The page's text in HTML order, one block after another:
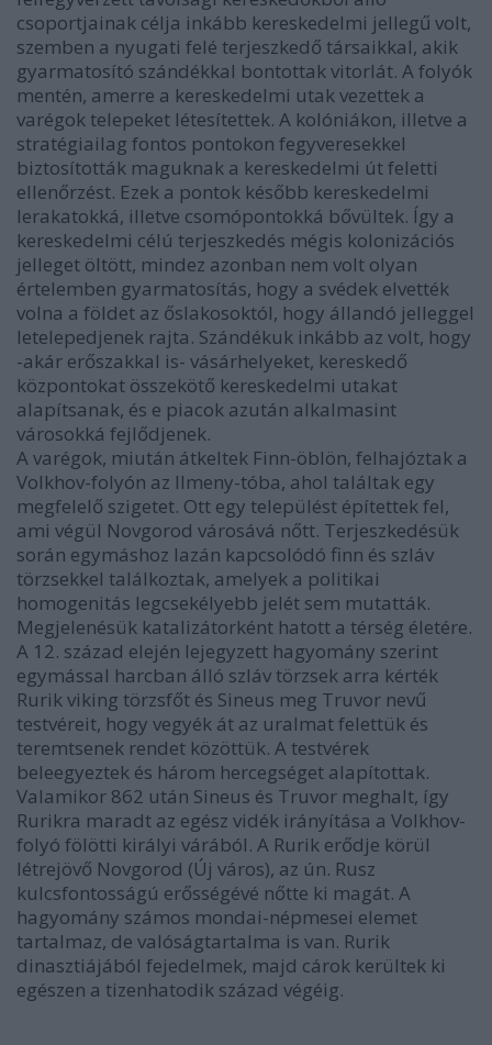
csoportjainak célja inkább kereskedelmi jellegű volt,
szemben a nyugati felé terjeszkedő társaikkal, akik
gyarmatosító szándékkal bontottak vitorlát. A folyók
mentén, amerre a kereskedelmi utak vezettek a
varégok telepeket létesítettek. A kolóniákon, illetve a
stratégiailag fontos pontokon fegyveresekkel
biztosították maguknak a kereskedelmi út feletti
ellenőrzést. Ezek a pontok később kereskedelmi
lerakatokká, illetve csomópontokká bővültek. Így a
kereskedelmi célú terjeszkedés mégis kolonizációs
jelleget öltött, mindez azonban nem volt olyan
értelemben gyarmatosítás, hogy a svédek elvették
volna a földet az őslakosoktól, hogy állandó jelleggel
letelepedjenek rajta. Szándékuk inkább az volt, hogy
-akár erőszakkal is- vásárhelyeket, kereskedő
központokat összekötő kereskedelmi utakat
alapítsanak, és e piacok azután alkalmasint
városokká fejlődjenek.
A varégok, miután átkeltek Finn-öblön, felhajóztak a
Volkhov-folyón az Ilmeny-tóba, ahol találtak egy
megfelelő szigetet. Ott egy települést építettek fel,
ami végül Novgorod városává nőtt. Terjeszkedésük
során egymáshoz lazán kapcsolódó finn és szláv
törzsekkel találkoztak, amelyek a politikai
homogenitás legcsekélyebb jelét sem mutatták.
Megjelenésük katalizátorként hatott a térség életére.
A 12. század elején lejegyzett hagyomány szerint
egymással harcban álló szláv törzsek arra kérték
Rurik viking törzsfőt és Sineus meg Truvor nevű
testvéreit, hogy vegyék át az uralmat felettük és
teremtsenek rendet közöttük. A testvérek
beleegyeztek és három hercegséget alapítottak.
Valamikor 862 után Sineus és Truvor meghalt, így
Rurikra maradt az egész vidék irányítása a Volkhov-
folyó fölötti királyi várából. A Rurik erődje körül
létrejövő Novgorod (Új város), az ún. Rusz
kulcsfontosságú erősségévé nőtte ki magát. A
hagyomány számos mondai-népmesei elemet
tartalmaz, de valóságtartalma is van. Rurik
dinasztiájából fejedelmek, majd cárok kerültek ki
egészen a tizenhatodik század végéig.